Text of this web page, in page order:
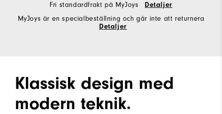
Fri standardfrakt på MyJoys
Detaljer
MyJoys är en specialbeställning och går inte att returnera
Detaljer
Klassisk design med
modern teknik.